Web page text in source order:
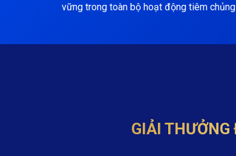
vững trong toàn bộ hoạt động tiêm
GIẢI THƯỞNG